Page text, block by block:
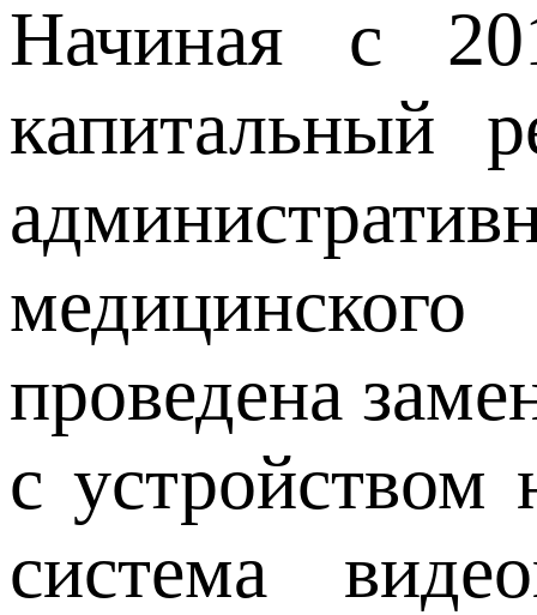
Начиная с
капитальный
проведена
с устройством
система